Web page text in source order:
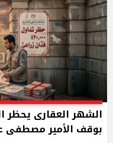
بوقف الأمير مصطفى